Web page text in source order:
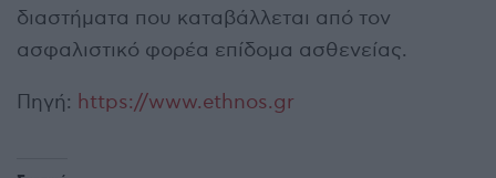
διαστήματα που καταβάλλεται από τον
ασφαλιστικό φορέα επίδομα ασθενείας.
Πηγή: https://www.ethnos.gr